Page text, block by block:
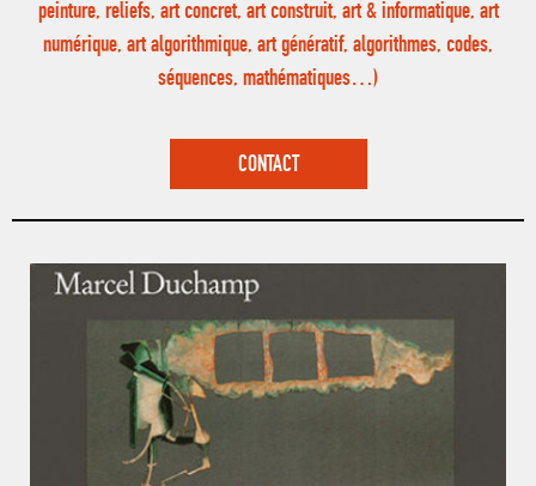
peinture, reliefs, art concret, art construit, art & informatique, art
numérique, art algorithmique, art génératif, algorithmes, codes,
séquences, mathématiques…)
CONTACT